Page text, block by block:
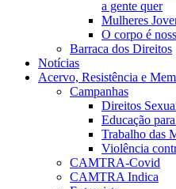
a gente quer
Mulheres
O corpo é
Barraca dos Direitos
Notícias
Acervo, Resistência e
Campanhas
Direitos
Educação
Trabalho das
Violência
CAMTRA-Covid
CAMTRA Indica